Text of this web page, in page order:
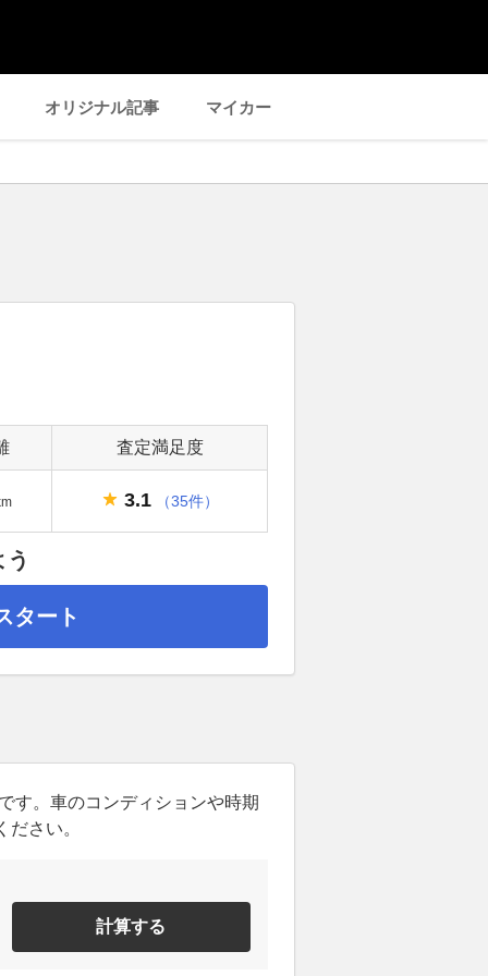
オリジナル記事 マイカー
査定満足度
3.1 （35件）
タート
す。車のコンディションや時期
さい。
計算する